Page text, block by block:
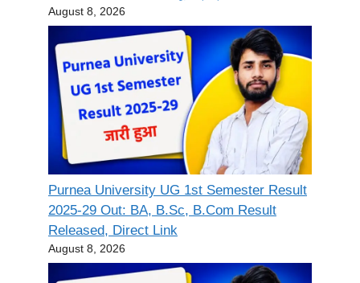
August 8, 2026
Purnea University UG 1st Semester Result
2025-29 Out: BA, B.Sc, B.Com Result
Released, Direct Link
August 8, 2026